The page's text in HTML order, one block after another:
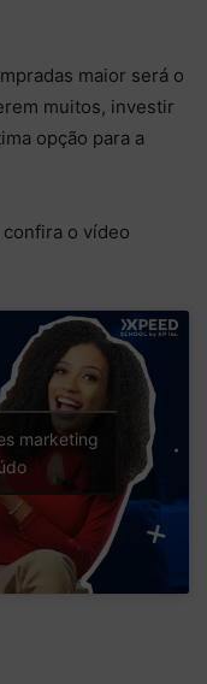
maior será o
muitos, investir
opção para a
o vídeo
marketing